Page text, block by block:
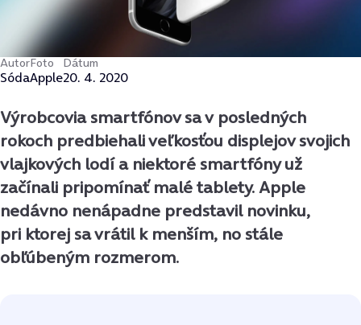
Autor
Sóda
Foto
Apple
Dátum
20. 4. 2020
Výrobcovia smartfónov sa v posledných
rokoch predbiehali veľkosťou displejov svojich
vlajkových lodí a niektoré smartfóny už
začínali pripomínať malé tablety. Apple
nedávno nenápadne predstavil novinku,
pri ktorej sa vrátil k menším, no stále
obľúbeným rozmerom.